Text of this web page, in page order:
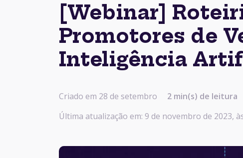
[Webinar]
Promotores de
Inteligência
Criado em 28 de setembro
2 min(s) de leitura
Última atualização em: 9 de novembro de 2023,